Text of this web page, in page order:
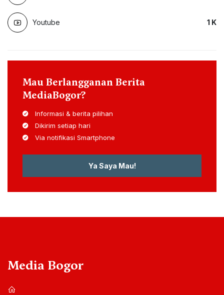
Youtube 1 K
Mau Berlangganan Berita
MediaBogor?
Informasi & berita pilihan
Dikirim setiap hari
Via notifikasi Smartphone
Ya Saya Mau!
Media Bogor